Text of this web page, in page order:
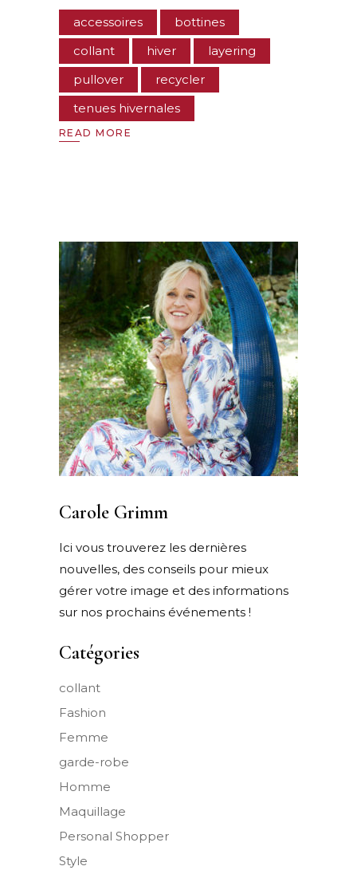
accessoires
bottines
collant
hiver
layering
pullover
recycler
tenues hivernales
READ MORE
Carole Grimm
Ici vous trouverez les dernières
nouvelles, des conseils pour mieux
gérer votre image et des informations
sur nos prochains événements !
Catégories
collant
Fashion
Femme
garde-robe
Homme
Maquillage
Personal Shopper
Style